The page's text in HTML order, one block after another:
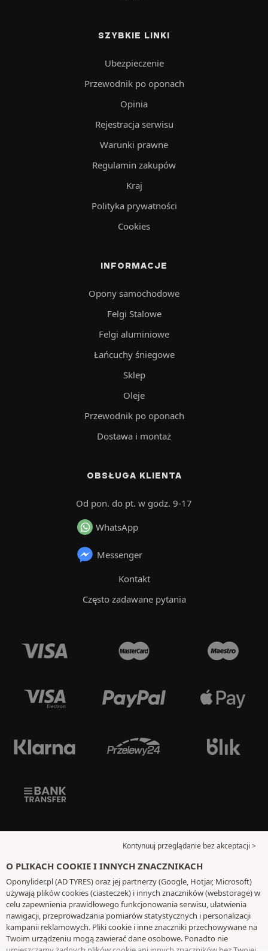
SZYBKIE LINKI
Ubezpieczenie
Przewodnik po oponach
Opinia
Rejestracja serwisu
Warunki prawne
Regulamin zakupów
Kraj
Polityka prywatności
Cookies
INFORMACJE
Opony samochodowe
Felgi Stalowe
Felgi aluminiowe
Łańcuchy śniegowe
Sklep
Oleje
Przewodnik po oponach
Dostawa i montaż
OBSŁUGA KLIENTA
Od pon. do pt. w godz. 9-17
WhatsApp
Messenger
Kontakt
Często zadawane pytania
Kontynuuj przeglądanie bez akceptacji >
O PLIKACH COOKIE I INNYCH ZNACZNIKACH
Oponylider.pl (AD TYRES) oraz jej partnerzy (Google, Hotjar, Microsoft)
używają plików cookies (ciasteczek) i innych znaczników (webstorage) w
celu zapewnienia prawidłowego funkcjonowania serwisu, ułatwienia
nawigacji, przeprowadzania pomiarów statystycznych i personalizacji
kampanii reklamowych. Pliki cookie i inne znaczniki przechowywane na
Twoim urządzeniu mogą zawierać dane osobowe. Ponadto nie